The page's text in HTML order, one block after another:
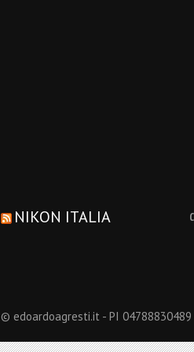
NIKON ITALIA
© edoardoagresti.it - PI